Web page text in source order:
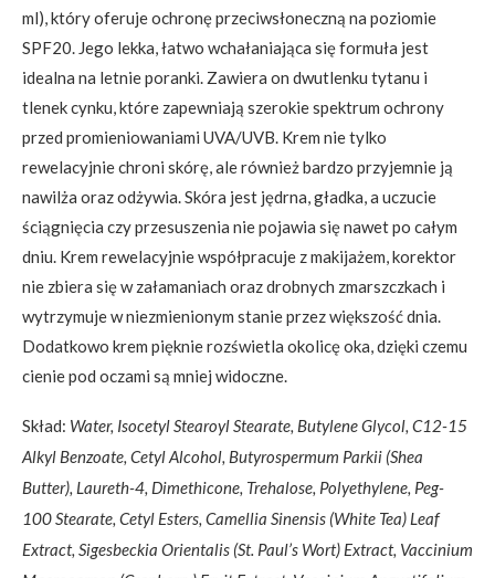
ml), który oferuje ochronę przeciwsłoneczną na poziomie
SPF20. Jego lekka, łatwo wchałaniająca się formuła jest
idealna na letnie poranki. Zawiera on dwutlenku tytanu i
tlenek cynku, które zapewniają szerokie spektrum ochrony
przed promieniowaniami UVA/UVB. Krem nie tylko
rewelacyjnie chroni skórę, ale również bardzo przyjemnie ją
nawilża oraz odżywia. Skóra jest jędrna, gładka, a uczucie
ściągnięcia czy przesuszenia nie pojawia się nawet po całym
dniu. Krem rewelacyjnie współpracuje z makijażem, korektor
nie zbiera się w załamaniach oraz drobnych zmarszczkach i
wytrzymuje w niezmienionym stanie przez większość dnia.
Dodatkowo krem pięknie rozświetla okolicę oka, dzięki czemu
cienie pod oczami są mniej widoczne.
Skład: Water, Isocetyl Stearoyl Stearate, Butylene Glycol, C12-15
Alkyl Benzoate, Cetyl Alcohol, Butyrospermum Parkii (Shea
Butter), Laureth-4, Dimethicone, Trehalose, Polyethylene, Peg-
100 Stearate, Cetyl Esters, Camellia Sinensis (White Tea) Leaf
Extract, Sigesbeckia Orientalis (St. Paul’s Wort) Extract, Vaccinium